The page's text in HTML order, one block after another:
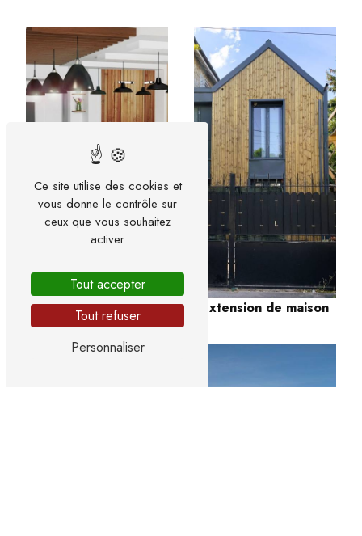
Bâtiment innovant
Extension de maison
Ce site utilise des cookies et
vous donne le contrôle sur
ceux que vous souhaitez
activer
Tout accepter
Tout refuser
Personnaliser